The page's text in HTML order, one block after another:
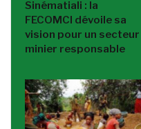
Sinématiali : la
FECOMCI dévoile sa
vision pour un secteur
minier responsable